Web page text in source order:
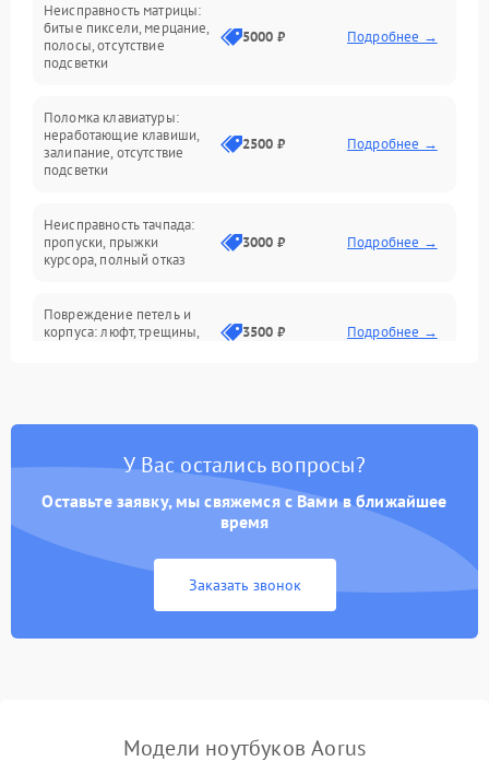
Программные ошибки
Электрические и системные сбои
Интерфейсные проблемы
Батарея
Сеть и интернет
Неисправность матрицы:
битые пиксели, мерцание,
полосы, отсутствие
подсветки
5000 ₽ Подробнее →
Поломка клавиатуры:
неработающие клавиши,
залипание, отсутствие
подсветки
2500 ₽ Подробнее →
Неисправность тачпада:
пропуски, прыжки
курсора, полный отказ
3000 ₽ Подробнее →
Повреждение петель и
корпуса: люфт, трещины,
3500 ₽ Подробнее →
быстрая разрядка,
Неисправность зарядного
питания
2000 ₽ Подробнее →
неисправности кулера
пропадание диска
У Вас остались вопросы?
Оставьте заявку, мы свяжемся с Вами в ближайшее
время
Заказать звонок
Модели ноутбуков Aorus